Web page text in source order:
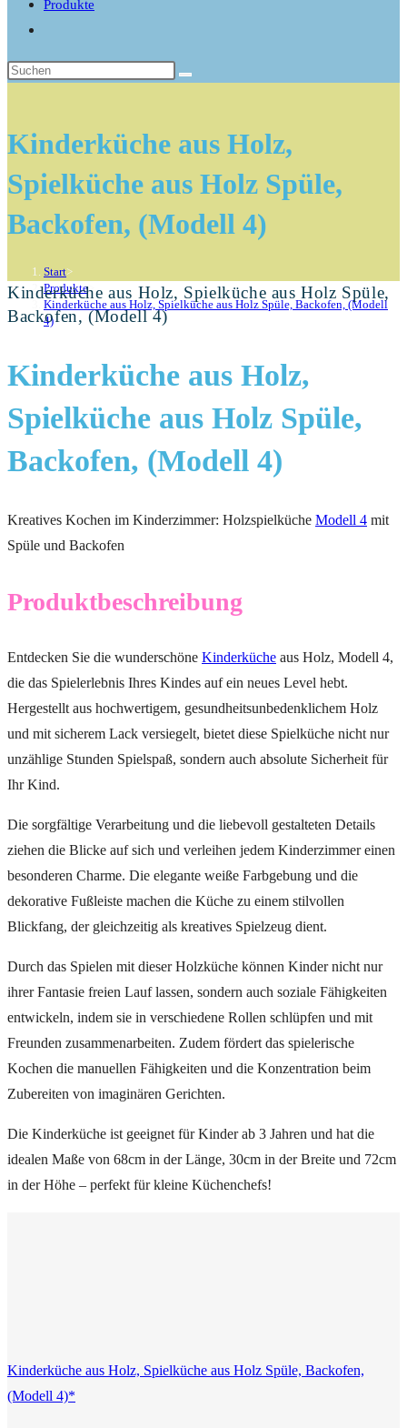
Produkte
umschalten
Kinderküche aus Holz,
Spielküche aus Holz Spüle,
Backofen, (Modell 4)
Start>
Produkte>
Kinderküche aus Holz, Spielküche aus Holz Spüle, Backofen, (Modell
4)>
Kinderküche aus Holz, Spielküche aus Holz Spüle,
Backofen, (Modell 4)
Kinderküche aus Holz,
Spielküche aus Holz Spüle,
Backofen, (Modell 4)
Kreatives Kochen im Kinderzimmer: Holzspielküche Modell 4 mit
Spüle und Backofen
Produktbeschreibung
Entdecken Sie die wunderschöne Kinderküche aus Holz, Modell 4,
die das Spielerlebnis Ihres Kindes auf ein neues Level hebt.
Hergestellt aus hochwertigem, gesundheitsunbedenklichem Holz
und mit sicherem Lack versiegelt, bietet diese Spielküche nicht nur
unzählige Stunden Spielspaß, sondern auch absolute Sicherheit für
Ihr Kind.
Die sorgfältige Verarbeitung und die liebevoll gestalteten Details
ziehen die Blicke auf sich und verleihen jedem Kinderzimmer einen
besonderen Charme. Die elegante weiße Farbgebung und die
dekorative Fußleiste machen die Küche zu einem stilvollen
Blickfang, der gleichzeitig als kreatives Spielzeug dient.
Durch das Spielen mit dieser Holzküche können Kinder nicht nur
ihrer Fantasie freien Lauf lassen, sondern auch soziale Fähigkeiten
entwickeln, indem sie in verschiedene Rollen schlüpfen und mit
Freunden zusammenarbeiten. Zudem fördert das spielerische
Kochen die manuellen Fähigkeiten und die Konzentration beim
Zubereiten von imaginären Gerichten.
Die Kinderküche ist geeignet für Kinder ab 3 Jahren und hat die
idealen Maße von 68cm in der Länge, 30cm in der Breite und 72cm
in der Höhe – perfekt für kleine Küchenchefs!
Kinderküche aus Holz, Spielküche aus Holz Spüle, Backofen,
(Modell 4)*